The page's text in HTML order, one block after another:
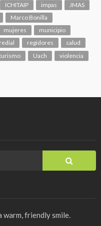
ICHITAIP impas
JMAS
Marco Bonilla
mujeres
municipio
regidores
salud
Uach violencia
friendly smile.